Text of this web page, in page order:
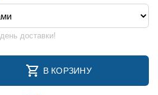
доставки!
В КОРЗИНУ